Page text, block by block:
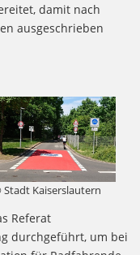
damit nach
ausgeschrieben
Kaiserslautern
Referat
durchgeführt, um bei